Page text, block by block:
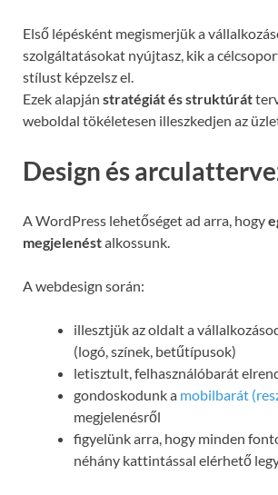
Első lépésként megismerjük a
szolgáltatásokat nyújtasz, kik a
stílust képzelsz el.
Ezek alapján stratégiát és struktúrát
weboldal tökéletesen illeszkedjen az
Design és
A WordPress lehetőséget ad arra, hogy
megjelenéstalkossunk.
A webdesign során:
illesztjük az oldalt a
(logó, színek, betűtípusok)
letisztult, felhasználóbarát
gondoskodunk a mobilbarát
megjelenésről
figyelünk arra, hogy minden
néhány kattintással elérhető